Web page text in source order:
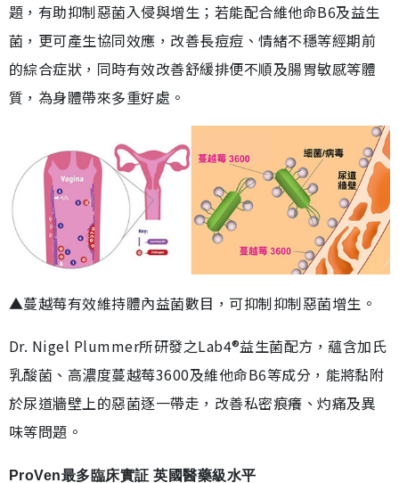
題，有助抑制惡菌入侵與增生；若能配合維他命B6及益生
菌，更可產生協同效應，改善長痘痘、情緒不穩等經期前
的綜合症狀，同時有效改善舒緩排便不順及腸胃敏感等體
質，為身體帶來多重好處。
▲蔓越莓有效維持體內益菌數目，可抑制抑制惡菌增生。
Dr. Nigel Plummer所研發之Lab4®益生菌配方，蘊含加氏
乳酸菌、高濃度蔓越莓3600及維他命B6等成分，能將黏附
於尿道牆壁上的惡菌逐一帶走，改善私密痕癢、灼痛及異
味等問題。
ProVen最多臨床實証 英國醫藥級水平